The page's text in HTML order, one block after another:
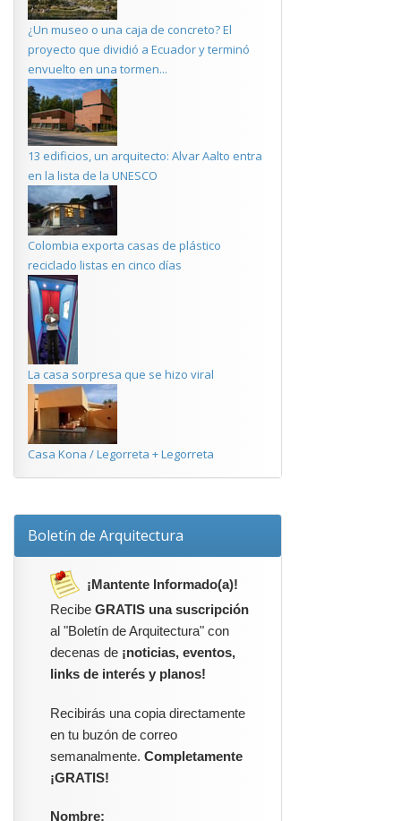
¿Un museo o una caja de concreto? El
proyecto que dividió a Ecuador y terminó
envuelto en una tormen...
13 edificios, un arquitecto: Alvar Aalto entra
en la lista de la UNESCO
Colombia exporta casas de plástico
reciclado listas en cinco días
La casa sorpresa que se hizo viral
Casa Kona / Legorreta + Legorreta
Boletín de Arquitectura
¡Mantente Informado(a)!
Recibe GRATIS una suscripción
al "Boletín de Arquitectura" con
decenas de ¡noticias, eventos,
links de interés y planos!
Recibirás una copia directamente
en tu buzón de correo
semanalmente. Completamente
¡GRATIS!
Nombre: